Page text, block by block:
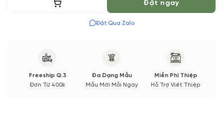
Thêm vào giỏ Đặt ngay
Đặt Qua Zalo
Freeship Q.3
Đơn Từ 400k
Đa Dạng Mẫu
Mẫu Mới Mỗi Ngày
Miễn Phí Thiệp
Hỗ Trợ Viết Thiệp